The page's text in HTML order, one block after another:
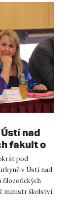
nad
fakult o
jejich
pod
v Ústí nad
filozofických
ministr školství,